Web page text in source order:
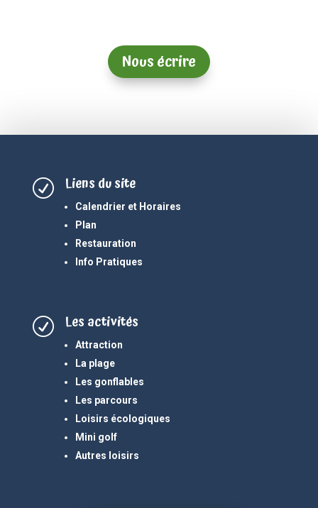
Nous écrire
R Liens du site
Calendrier et Horaires
Plan
Restauration
Info Pratiques
R Les activités
Attraction
La plage
Les gonflables
Les parcours
Loisirs écologiques
Mini golf
Autres loisirs